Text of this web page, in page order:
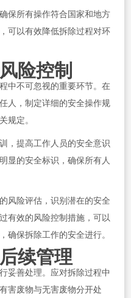
保所有操作符合国家和地方
可以有效降低拆除过程对环
险控制
中不可忽视的重要环节。在
人，制定详细的安全操作规
规定。
，提高工作人员的安全意识
显的安全标识，确保所有人
风险评估，识别潜在的安全
有效的风险控制措施，可以
确保拆除工作的安全进行。
续管理
妥善处理。应对拆除过程中
害废物与无害废物分开处